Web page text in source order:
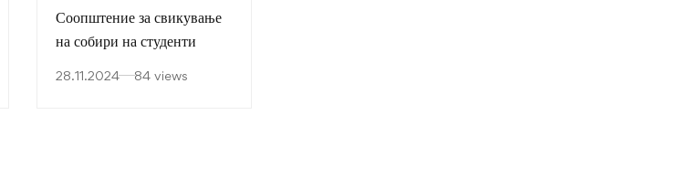
Соопштение за свикување
на собири на студенти
28.11.2024 84 views